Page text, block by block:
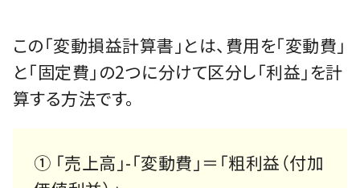
この「変動損益計算書」とは、費用を「変動費」
と「固定費」の2つに分けて区分し「利益」を計
算する方法です。
① 「売上高」-「変動費」＝「粗利益（付加